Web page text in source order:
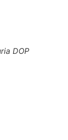
DOP